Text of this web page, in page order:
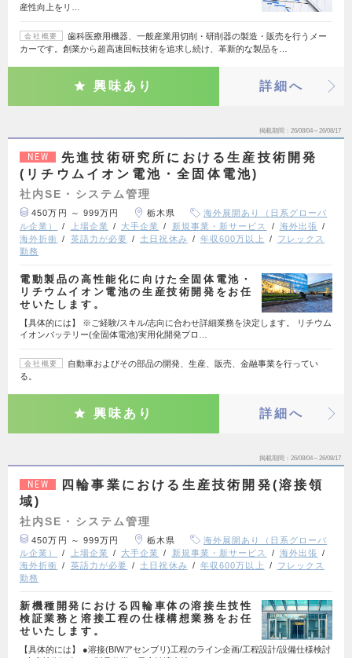
産性向上をリ…
会社概要
歯科医療用機器、一般産業用切削・研削器の製造・販売を行うメー
カーです。創業から超高速回転技術を追求し続け、革新的な製品を…
興味あり 詳細へ
掲載期間 26/08/04～26/08/17
NEW
先進技術研究所における生産技術開発
(リチウムイオン電池・全固体電池)
社内SE・システム管理
450万円 ～ 999万円 栃木県
海外展開あり（日系グローバ
ル企業）
上場企業 大手企業 新規事業・新サービス
海外出張
海外折衝
英語力が必要 土日祝休み 年収600万以上
フレックス
勤務
電動製品の高性能化に向けた全固体電池・
リチウムイオン電池の生産技術開発をお任
せいたします。
【具体的には】 ※ご経験/スキル/志向に合わせ詳細業務を決定します。 リチウム
イオンバッテリー(全固体電池)実用化開発プロ…
会社概要
自動車およびその部品の開発、生産、販売、金融事業を行ってい
る。
興味あり 詳細へ
掲載期間 26/08/04～26/08/17
NEW
四輪事業における生産技術開発(溶接領
域)
社内SE・システム管理
450万円 ～ 999万円 栃木県
海外展開あり（日系グローバ
ル企業）
上場企業 大手企業 新規事業・新サービス
海外出張
海外折衝
英語力が必要 土日祝休み 年収600万以上
フレックス
勤務
新機種開発における四輪車体の溶接生技性
検証業務と溶接工程の仕様構想業務をお任
せいたします。
【具体的には】 ●溶接(BIWアセンブリ)工程のライン企画/工程設計/設備仕様検討